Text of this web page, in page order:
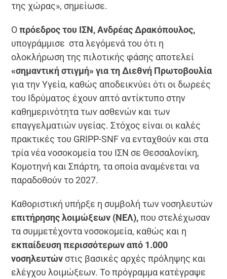
της χώρας», σημείωσε.
Οπρόεδρος του ΙΣΝ, Ανδρέας Δρακόπουλος,
υπογράμμισε στα λεγόμενά του ότι η
ολοκλήρωση της πιλοτικής φάσης αποτελεί
«σημαντική στιγμή» για τη Διεθνή Πρωτοβουλία
για την Υγεία, καθώς αποδεικνύει ότι οι δωρεές
του Ιδρύματος έχουν απτό αντίκτυπο στην
καθημερινότητα των ασθενών και των
επαγγελματιών υγείας. Στόχος είναι οι καλές
πρακτικές του GRIPP-SNF να ενταχθούν και στα
τρία νέα νοσοκομεία του ΙΣΝ σε Θεσσαλονίκη,
Κομοτηνή και Σπάρτη, τα οποία αναμένεται να
παραδοθούν το 2027.
Καθοριστική υπήρξε η συμβολή των νοσηλευτών
επιτήρησης λοιμώξεων (ΝΕΛ),που στελέχωσαν
τα συμμετέχοντα νοσοκομεία, καθώς και η
εκπαίδευση περισσότερων από 1.000
νοσηλευτών στις βασικές αρχές πρόληψης και
ελέγχου λοιμώξεων. Το πρόγραμμα κατέγραψε